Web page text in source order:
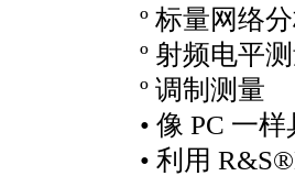
º 标量网络
º 射频电平
º 调制测量
• 像 PC 一
• 利用